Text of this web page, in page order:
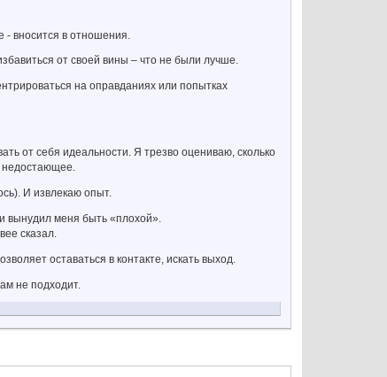
вносится в отношения.
от своей вины – что не были лучше.
на оправданиях или попытках
от себя идеальности. Я трезво оцениваю, сколько
недостающее.
И извлекаю опыт.
вынудил меня быть «плохой».
сказал.
оставаться в контакте, искать выход.
не подходит.